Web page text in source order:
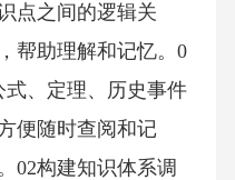
点之间的逻辑关
帮助理解和记忆。0
、定理、历史事件
便随时查阅和记
02构建知识体系调